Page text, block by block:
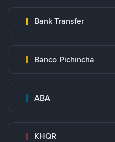
Bank Transfer
Banco Pichincha
ABA
KHQR